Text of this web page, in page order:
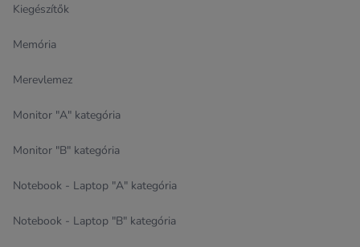
Kiegészítők
Memória
Merevlemez
Monitor "A" kategória
Monitor "B" kategória
Notebook - Laptop "A" kategória
Notebook - Laptop "B" kategória